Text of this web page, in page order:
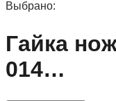
Выбрано:
Гайка
014…